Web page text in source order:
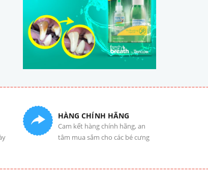
HÀNG CHÍNH HÃNG
Cam kết hàng chính hãng, an
tâm mua sắm cho các bé cưng